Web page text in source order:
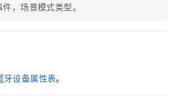
，场景模式类型。
牙设备属性表。